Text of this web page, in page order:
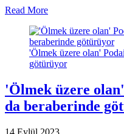
Read More
'Ölmek üzere olan'
götürüyor
'Ölmek üzere olan'
da beraberinde
14 Eylül 2023